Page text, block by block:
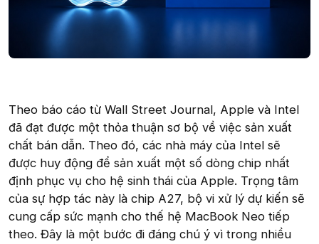
Theo báo cáo từ Wall Street Journal, Apple và Intel
đã đạt được một thỏa thuận sơ bộ về việc sản xuất
chất bán dẫn. Theo đó, các nhà máy của Intel sẽ
được huy động để sản xuất một số dòng chip nhất
định phục vụ cho hệ sinh thái của Apple. Trọng tâm
của sự hợp tác này là chip A27, bộ vi xử lý dự kiến sẽ
cung cấp sức mạnh cho thế hệ MacBook Neo tiếp
theo. Đây là một bước đi đáng chú ý vì trong nhiều